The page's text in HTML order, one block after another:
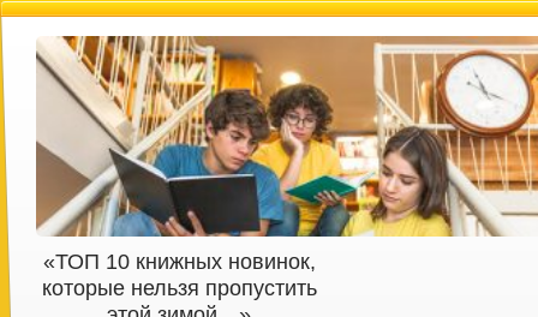
«ТОП 10 книжных новинок,
которые нельзя пропустить